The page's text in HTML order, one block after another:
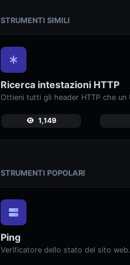
STRUMENTI SIMILI
Ricerca intestazioni HTTP
1,149
STRUMENTI POPOLARI
Ping
Verificatore dello stato del sito web.